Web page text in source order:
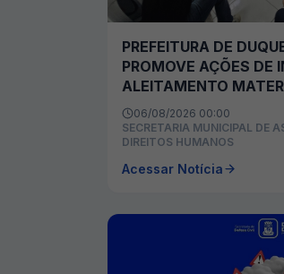
PREFEITURA DE
PROMOVE AÇÕES DE
ALEITAMENTO
DOURADO
06/08/2026 00:00
SECRETARIA MUNICIPAL DE
DIREITOS HUMANOS
Acessar Notícia